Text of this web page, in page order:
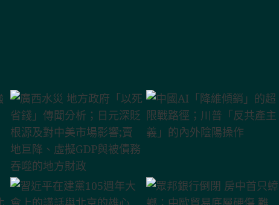
收越高
4億偽中產真相
變局
虛擬GDP與被債務吞噬的地方財政
外陰陽操作
上半年外貿數據深度分析
博弈
上將 解放軍資歷斷層與清洗餘震
暴露中共五大末日焦慮